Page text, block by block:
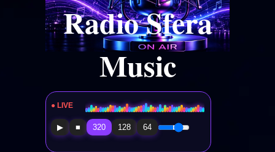
Radio Sfera
Music
● LIVE Radio Sfera Music
▶ ■ 320 128 64